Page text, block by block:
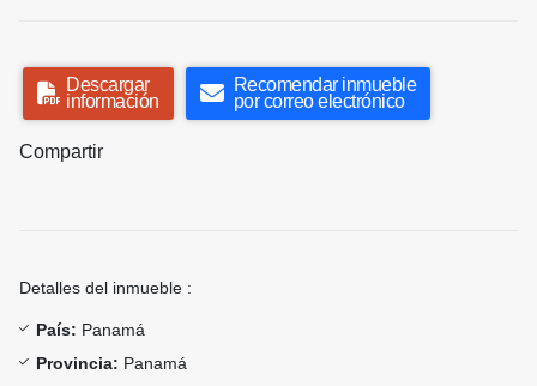
Descargar
información
Recomendar inmueble
por correo electrónico
Compartir
Detalles del inmueble :
País: Panamá
Provincia: Panamá